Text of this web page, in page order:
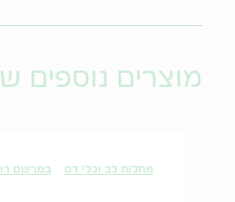
מוצרים נוספים
מחלות לב וכלי דם במרשם